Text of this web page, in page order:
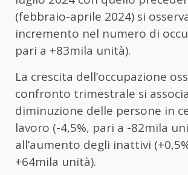
(febbraio-aprile 2024) si
incremento nel numero di
pari a +83mila unità).
La crescita dell’occupazione
confronto trimestrale si
diminuzione delle persone in
lavoro (-4,5%, pari a -82mila
all’aumento degli inattivi
+64mila unità).